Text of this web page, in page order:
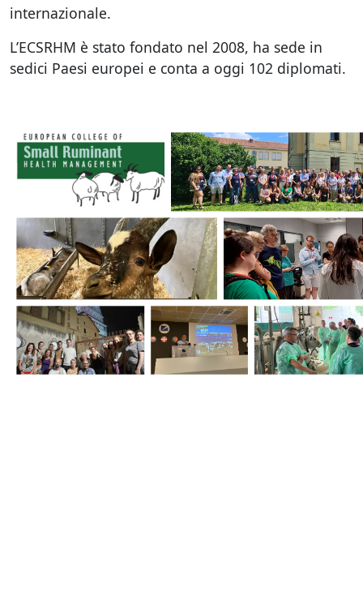
internazionale.
L’ECSRHM è stato fondato nel 2008, ha sede in
sedici Paesi europei e conta a oggi 102 diplomati.